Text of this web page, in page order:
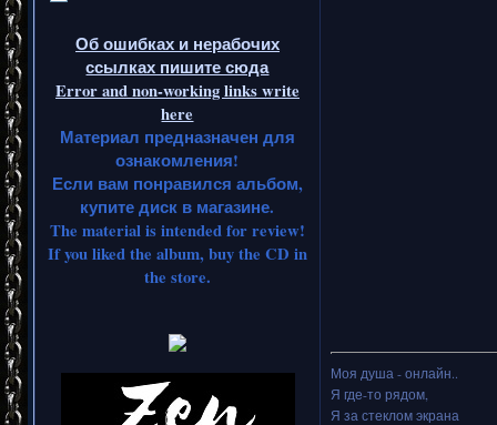
Об ошибках и нерабочих
ссылках пишите сюда
Error and non-working links write
here
Материал предназначен для
ознакомления!
Если вам понравился альбом,
купите диск в магазине.
The material is intended for review!
If you liked the album, buy the CD in
the store.
Моя душа - онлайн..
Я где-то рядом,
Я за стеклом экрана